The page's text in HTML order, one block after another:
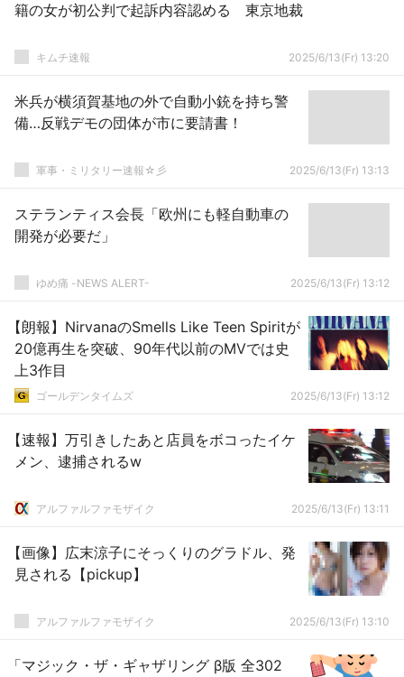
籍の女が初公判で起訴内容認める 東京地裁
キムチ速報 2025/6/13(Fr) 13:20
米兵が横須賀基地の外で自動小銃を持ち警
備…反戦デモの団体が市に要請書！
軍事・ミリタリー速報☆彡 2025/6/13(Fr) 13:13
ステランティス会長「欧州にも軽自動車の
開発が必要だ」
ゆめ痛 -NEWS ALERT- 2025/6/13(Fr) 13:12
【朗報】NirvanaのSmells Like Teen Spiritが
20億再生を突破、90年代以前のMVでは史
上3作目
ゴールデンタイムズ 2025/6/13(Fr) 13:12
【速報】万引きしたあと店員をボコったイケ
メン、逮捕されるw
アルファルファモザイク 2025/6/13(Fr) 13:11
【画像】広末涼子にそっくりのグラドル、発
見される【pickup】
アルファルファモザイク 2025/6/13(Fr) 13:10
「マジック・ザ・ギャザリング β版 全302